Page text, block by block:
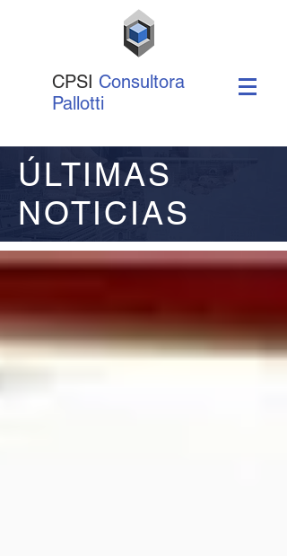
CPSI Consultora
Pallotti
ÚLTIMAS
NOTICIAS